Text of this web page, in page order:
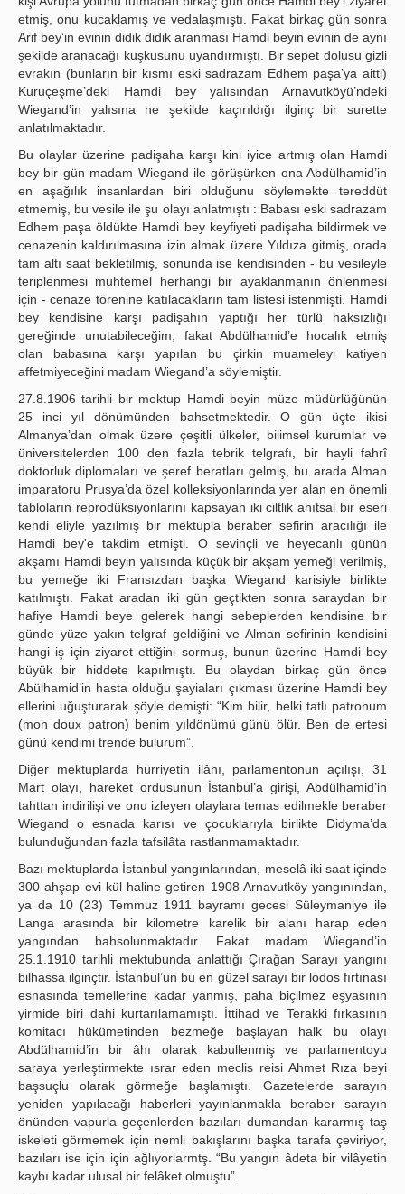
etmiş, onu kucaklamış ve vedalaşmıştı. Fakat birkaç gün sonra
Arif bey’in evinin didik didik aranması Hamdi beyin evinin de aynı
şekilde aranacağı kuşkusunu uyandırmıştı. Bir sepet dolusu gizli
evrakın (bunların bir kısmı eski sadrazam Edhem paşa’ya aitti)
Kuruçeşme’deki Hamdi bey yalısından Arnavutköyü’ndeki
Wiegand’in yalısına ne şekilde kaçırıldığı ilginç bir surette
anlatılmaktadır.
Bu olaylar üzerine padişaha karşı kini iyice artmış olan Hamdi
bey bir gün madam Wiegand ile görüşürken ona Abdülhamid’in
en aşağılık insanlardan biri olduğunu söylemekte tereddüt
etmemiş, bu vesile ile şu olayı anlatmıştı : Babası eski sadrazam
Edhem paşa öldükte Hamdi bey keyfiyeti padişaha bildirmek ve
cenazenin kaldırılmasına izin almak üzere Yıldıza gitmiş, orada
tam altı saat bekletilmiş, sonunda ise kendisinden - bu vesileyle
teriplenmesi muhtemel herhangi bir ayaklanmanın önlenmesi
için - cenaze törenine katılacakların tam listesi istenmişti. Hamdi
bey kendisine karşı padişahın yaptığı her türlü haksızlığı
gereğinde unutabileceğim, fakat Abdülhamid’e hocalık etmiş
olan babasına karşı yapılan bu çirkin muameleyi katiyen
affetmiyeceğini madam Wiegand’a söylemiştir.
27.8.1906 tarihli bir mektup Hamdi beyin müze müdürlüğünün
25 inci yıl dönümünden bahsetmektedir. O gün üçte ikisi
Almanya’dan olmak üzere çeşitli ülkeler, bilimsel kurumlar ve
üniversitelerden 100 den fazla tebrik telgrafı, bir hayli fahrî
doktorluk diplomaları ve şeref beratları gelmiş, bu arada Alman
imparatoru Prusya’da özel kolleksiyonlarında yer alan en önemli
tabloların reprodüksiyonlarını kapsayan iki ciltlik anıtsal bir eseri
kendi eliyle yazılmış bir mektupla beraber sefirin aracılığı ile
Hamdi bey'e takdim etmişti. O sevinçli ve heyecanlı günün
akşamı Hamdi beyin yalısında küçük bir akşam yemeği verilmiş,
bu yemeğe iki Fransızdan başka Wiegand karisiyle birlikte
katılmıştı. Fakat aradan iki gün geçtikten sonra saraydan bir
hafiye Hamdi beye gelerek hangi sebeplerden kendisine bir
günde yüze yakın telgraf geldiğini ve Alman sefirinin kendisini
hangi iş için ziyaret ettiğini sormuş, bunun üzerine Hamdi bey
büyük bir hiddete kapılmıştı. Bu olaydan birkaç gün önce
Abülhamid’in hasta olduğu şayiaları çıkması üzerine Hamdi bey
ellerini uğuşturarak şöyle demişti: “Kim bilir, belki tatlı patronum
(mon doux patron) benim yıldönümü günü ölür. Ben de ertesi
günü kendimi trende bulurum”.
Diğer mektuplarda hürriyetin ilânı, parlamentonun açılışı, 31
Mart olayı, hareket ordusunun İstanbul’a girişi, Abdülhamid’in
tahttan indirilişi ve onu izleyen olaylara temas edilmekle beraber
Wiegand o esnada karısı ve çocuklarıyla birlikte Didyma’da
bulunduğundan fazla tafsilâta rastlanmamaktadır.
Bazı mektuplarda İstanbul yangınlarından, meselâ iki saat içinde
300 ahşap evi kül haline getiren 1908 Arnavutköy yangınından,
ya da 10 (23) Temmuz 1911 bayramı gecesi Süleymaniye ile
Langa arasında bir kilometre karelik bir alanı harap eden
yangından bahsolunmaktadır. Fakat madam Wiegand’in
25.1.1910 tarihli mektubunda anlattığı Çırağan Sarayı yangını
bilhassa ilginçtir. İstanbul’un bu en güzel sarayı bir lodos fırtınası
esnasında temellerine kadar yanmış, paha biçilmez eşyasının
yirmide biri dahi kurtarılamamıştı. İttihad ve Terakki fırkasının
komitacı hükümetinden bezmeğe başlayan halk bu olayı
Abdülhamid’in bir âhı olarak kabullenmiş ve parlamentoyu
saraya yerleştirmekte ısrar eden meclis reisi Ahmet Rıza beyi
başsuçlu olarak görmeğe başlamıştı. Gazetelerde sarayın
yeniden yapılacağı haberleri yayınlanmakla beraber sarayın
önünden vapurla geçenlerden bazıları dumandan kararmış taş
iskeleti görmemek için nemli bakışlarını başka tarafa çeviriyor,
bazıları ise için için ağlıyorlarmtş. “Bu yangın âdeta bir vilâyetin
kaybı kadar ulusal bir felâket olmuştu”.